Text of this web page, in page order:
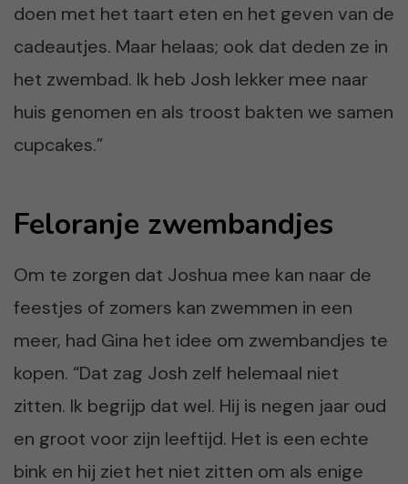
doen met het taart eten en het geven van de
cadeautjes. Maar helaas; ook dat deden ze in
het zwembad. Ik heb Josh lekker mee naar
huis genomen en als troost bakten we samen
cupcakes.”
Feloranje zwembandjes
Om te zorgen dat Joshua mee kan naar de
feestjes of zomers kan zwemmen in een
meer, had Gina het idee om zwembandjes te
kopen. “Dat zag Josh zelf helemaal niet
zitten. Ik begrijp dat wel. Hij is negen jaar oud
en groot voor zijn leeftijd. Het is een echte
bink en hij ziet het niet zitten om als enige